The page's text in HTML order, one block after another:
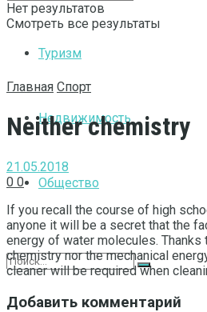
Туризм
Недвижимость
Общество
Нет результатов
Смотреть все результаты
Главная Спорт
Neither chemistry
21.05.2018
0 0
If you recall the course of high
anyone it will be a secret that the
energy of water molecules. Thanks
chemistry nor the mechanical
cleaner will be required when
Добавить комментарий